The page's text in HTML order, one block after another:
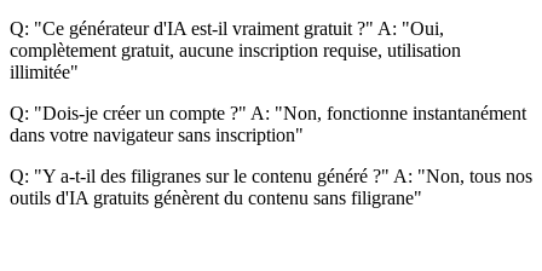
Q: "Ce générateur d'IA est-il vraiment gratuit ?" A: "Oui,
complètement gratuit, aucune inscription requise, utilisation
illimitée"
Q: "Dois-je créer un compte ?" A: "Non, fonctionne instantanément
dans votre navigateur sans inscription"
Q: "Y a-t-il des filigranes sur le contenu généré ?" A: "Non, tous nos
outils d'IA gratuits génèrent du contenu sans filigrane"